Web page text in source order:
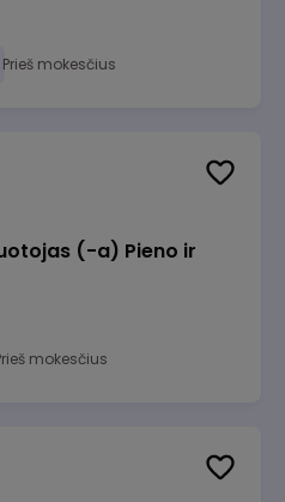
Prieš mokesčius
(-a) Pieno ir
mokesčius